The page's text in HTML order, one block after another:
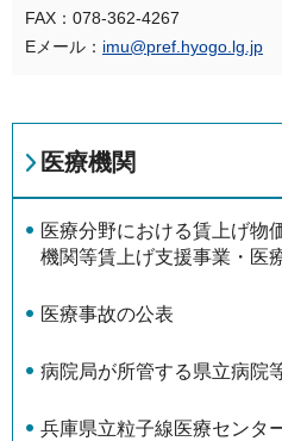
FAX：078-362-4267
Eメール： imu@pref.hyogo.lg.jp
医療機関
医療分野における賃上げ物
機関等賃上げ支援事業・医
医療事故の公表
病院局が所管する県立病院
兵庫県立粒子線医療センタ